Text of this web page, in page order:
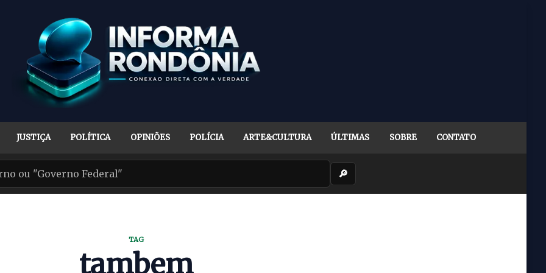
JUSTIÇA POLÍTICA OPINIÕES POLÍCIA ARTE&CULTURA ÚLTIMAS SOBRE CONTATO
🔎
TAG
tambem